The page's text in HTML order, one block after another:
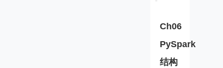
Ch06
PySpark
结构